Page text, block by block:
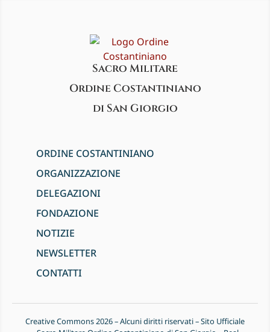
Sacro Militare
Ordine Costantiniano
di San Giorgio
ORDINE COSTANTINIANO
ORGANIZZAZIONE
DELEGAZIONI
FONDAZIONE
NOTIZIE
NEWSLETTER
CONTATTI
Creative Commons 2026 – Alcuni diritti riservati – Sito Ufficiale